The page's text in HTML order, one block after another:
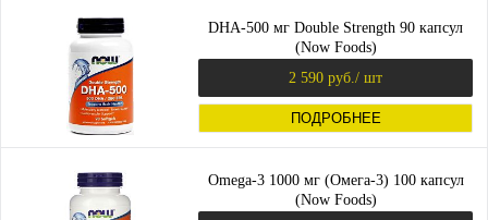
DHA-500 мг Double Strength 90 капсул
(Now Foods)
2 590 руб. / шт
ПОДРОБНЕЕ
Omega-3 1000 мг (Омега-3) 100 капсул
(Now Foods)